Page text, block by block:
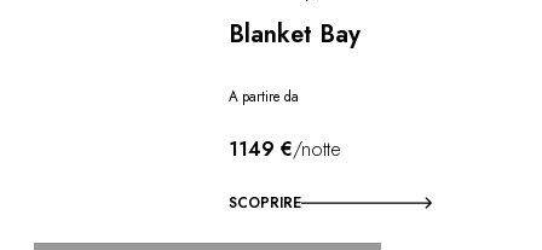
Blanket Bay
A partire da
1149 €/notte
SCOPRIRE